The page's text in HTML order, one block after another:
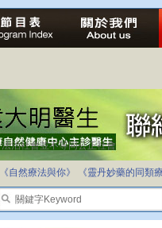
法治社會並不等同公正社會
自家教育合法化-推動多元化教育，全
《自然療法與你》
《靈丹妙藥的同類療